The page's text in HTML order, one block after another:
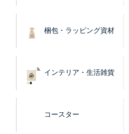
梱包・ラッピング資材
インテリア・生活雑貨
コースター